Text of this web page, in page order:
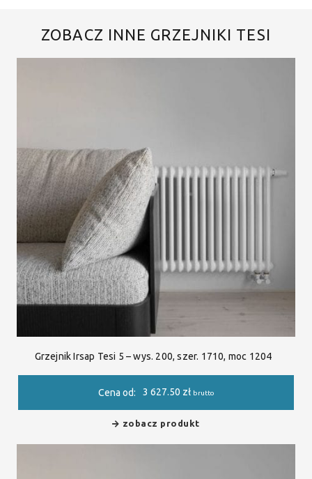
ZOBACZ INNE GRZEJNIKI TESI
Grzejnik Irsap Tesi 5 – wys. 200, szer. 1710, moc 1204
Cena od: 3 627.50 zł brutto
zobacz produkt